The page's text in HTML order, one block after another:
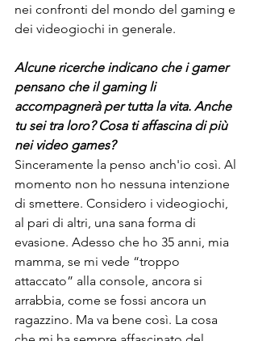
nei confronti del mondo del gaming e
dei videogiochi in generale.
Alcune ricerche indicano che i gamer
pensano che il gaming li
accompagnerà per tutta la vita. Anche
tu sei tra loro? Cosa ti affascina di più
nei video games?
Sinceramente la penso anch'io così. Al
momento non ho nessuna intenzione
di smettere. Considero i videogiochi,
al pari di altri, una sana forma di
evasione. Adesso che ho 35 anni, mia
mamma, se mi vede “troppo
attaccato” alla console, ancora si
arrabbia, come se fossi ancora un
ragazzino. Ma va bene così. La cosa